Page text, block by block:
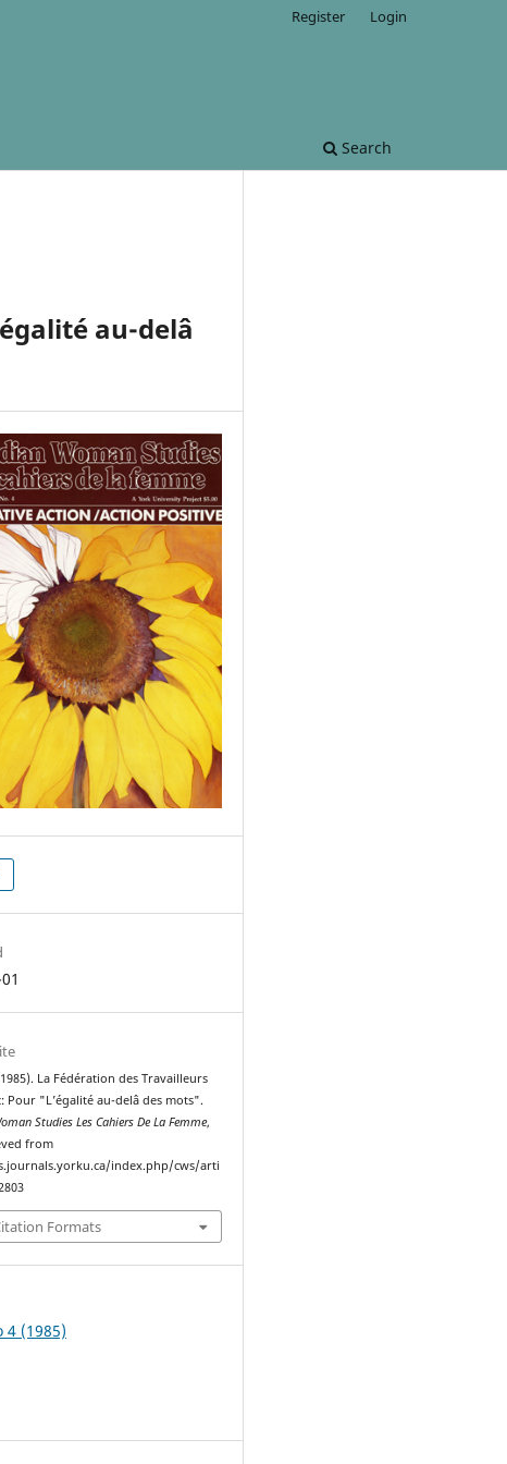
Search
Register Login
au-delâ
La Fédération des Travailleurs
Pour "L’égalité au-delâ des mots".
Studies Les Cahiers De La Femme,
from
index.php/cws/arti
Formats
4 (1985)